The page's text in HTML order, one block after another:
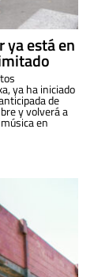
ya está en
ya ha iniciado
de
y volverá a
en